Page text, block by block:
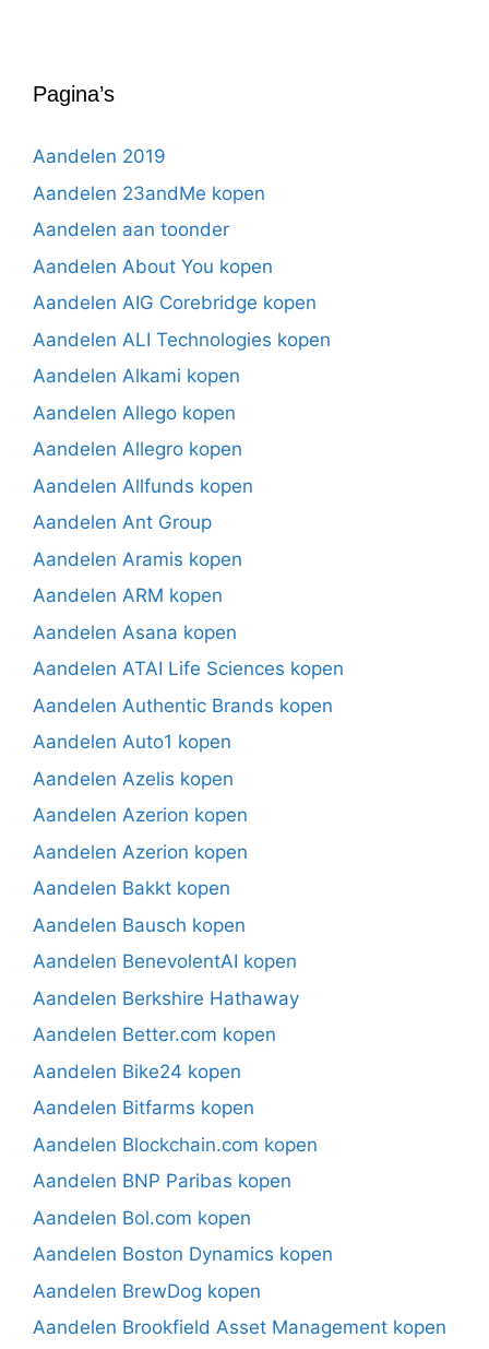
Pagina’s
Aandelen 2019
Aandelen 23andMe kopen
Aandelen aan toonder
Aandelen About You kopen
Aandelen AIG Corebridge kopen
Aandelen ALI Technologies kopen
Aandelen Alkami kopen
Aandelen Allego kopen
Aandelen Allegro kopen
Aandelen Allfunds kopen
Aandelen Ant Group
Aandelen Aramis kopen
Aandelen ARM kopen
Aandelen Asana kopen
Aandelen ATAI Life Sciences kopen
Aandelen Authentic Brands kopen
Aandelen Auto1 kopen
Aandelen Azelis kopen
Aandelen Azerion kopen
Aandelen Azerion kopen
Aandelen Bakkt kopen
Aandelen Bausch kopen
Aandelen BenevolentAI kopen
Aandelen Berkshire Hathaway
Aandelen Better.com kopen
Aandelen Bike24 kopen
Aandelen Bitfarms kopen
Aandelen Blockchain.com kopen
Aandelen BNP Paribas kopen
Aandelen Bol.com kopen
Aandelen Boston Dynamics kopen
Aandelen BrewDog kopen
Aandelen Brookfield Asset Management kopen